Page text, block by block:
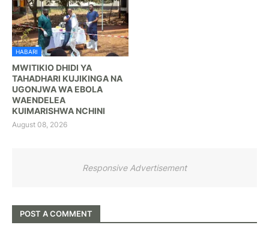
HABARI
MWITIKIO DHIDI YA
TAHADHARI KUJIKINGA NA
UGONJWA WA EBOLA
WAENDELEA
KUIMARISHWA NCHINI
August 08, 2026
Responsive Advertisement
POST A COMMENT